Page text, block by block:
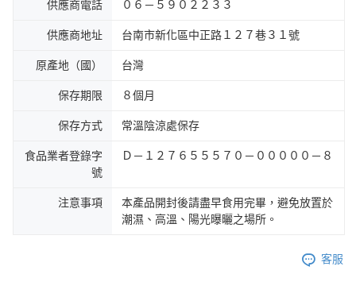
供應商電話 ０６－５９０２２３３
供應商地址 台南市新化區中正路１２７巷３１號
原產地（國） 台灣
保存期限 ８個月
保存方式 常溫陰涼處保存
食品業者登錄字
號
Ｄ－１２７６５５５７０－０００００－８
注意事項
本產品開封後請盡早食用完畢，避免放置於
潮濕、高溫、陽光曝曬之場所。
客服